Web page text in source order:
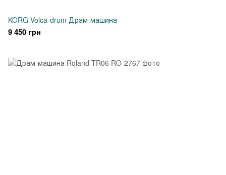
KORG Volca-drum Драм-машина
9 450 грн